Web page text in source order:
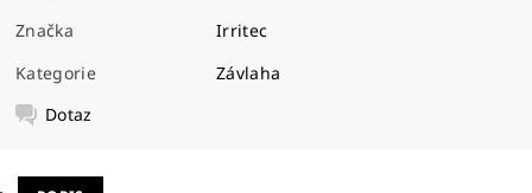
Značka
Irritec
Kategorie
Závlaha
Dotaz